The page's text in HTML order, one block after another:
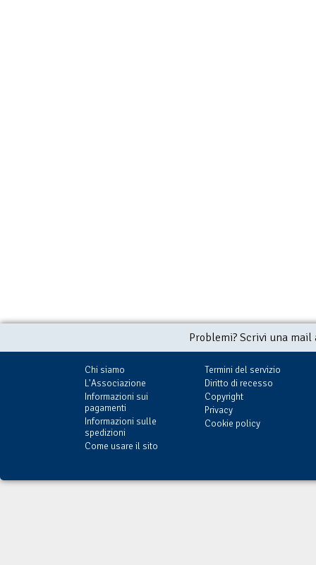
Problemi? Scrivi una
Chi siamo
L'Associazione
Informazioni sui
pagamenti
Informazioni sulle
spedizioni
Come usare il sito
Termini del servizio
Diritto di recesso
Copyright
Privacy
Cookie policy